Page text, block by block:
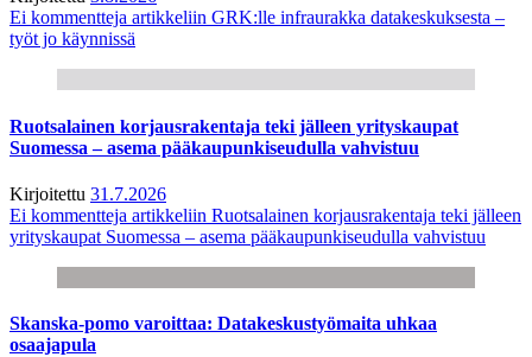
Ei kommentteja artikkeliin GRK:lle infraurakka datakeskuksesta –
työt jo käynnissä
Ruotsalainen korjausrakentaja teki jälleen yrityskaupat
Suomessa – asema pääkaupunkiseudulla vahvistuu
Kirjoitettu 31.7.2026
Ei kommentteja artikkeliin Ruotsalainen korjausrakentaja teki jälleen
yrityskaupat Suomessa – asema pääkaupunkiseudulla vahvistuu
Skanska-pomo varoittaa: Datakeskustyömaita uhkaa
osaajapula